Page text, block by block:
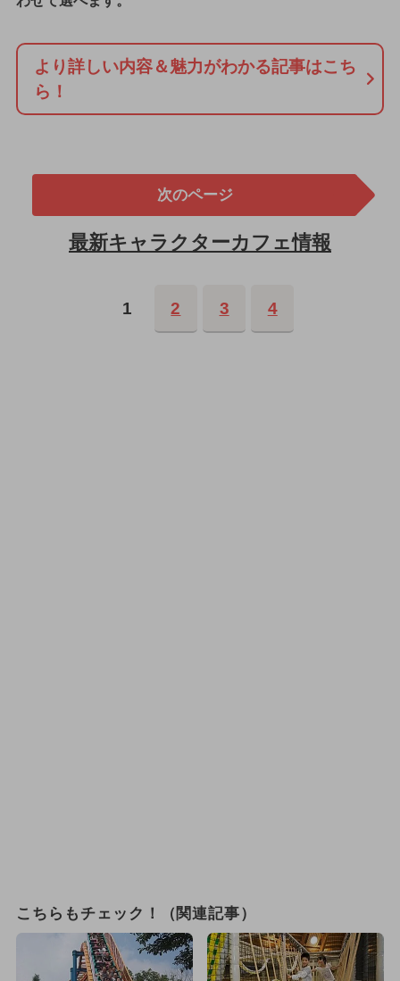
より詳しい内容＆魅力がわかる記事はこち
ら！
次のページ
最新キャラクターカフェ情報
1 2 3 4
こちらもチェック！（関連記事）